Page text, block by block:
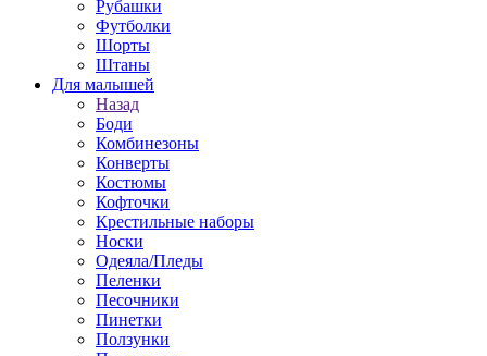
Рубашки
Футболки
Шорты
Штаны
Для малышей
Назад
Боди
Комбинезоны
Конверты
Костюмы
Кофточки
Крестильные наборы
Носки
Одеяла/Пледы
Пеленки
Песочники
Пинетки
Ползунки